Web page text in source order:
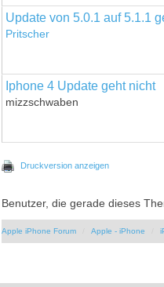
Update von 5.0.1 auf 5.1.1
Pritscher
Iphone 4 Update geht nicht
mizzschwaben
Druckversion anzeigen
Benutzer, die gerade dieses
Apple iPhone Forum Apple - iPhone